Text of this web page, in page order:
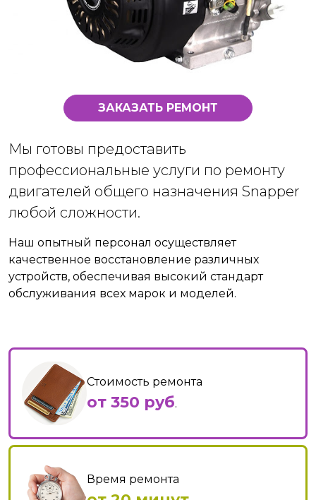
ЗАКАЗАТЬ РЕМОНТ
Мы готовы предоставить
профессиональные услуги по ремонту
двигателей общего назначения Snapper
любой сложности.
Наш опытный персонал осуществляет
качественное восстановление различных
устройств, обеспечивая высокий стандарт
обслуживания всех марок и моделей.
Стоимость ремонта
от 350 руб.
Время ремонта